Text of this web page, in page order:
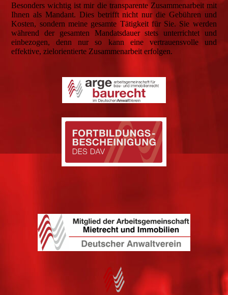
Besonders wichtig ist mir die transparente Zusammenarbeit mit
Ihnen als Mandant. Dies betrifft nicht nur die Gebühren und
Kosten, sondern meine gesamte Tätigkeit für Sie. Sie werden
während der gesamten Mandatsdauer stets unterrichtet und
einbezogen, denn nur so kann eine vertrauensvolle und
effektive, zielorientierte Zusammenarbeit erfolgen.